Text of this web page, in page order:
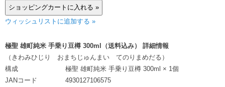
ウィッシュリストに追加する »
極聖 雄町純米 手乗り豆樽 300ml（送料込み） 詳細情報
（きわみひじり おまちじゅんまい てのりまめだる）
構成
極聖 雄町純米 手乗り豆樽 300ml × 1個
JANコード
4930127106575